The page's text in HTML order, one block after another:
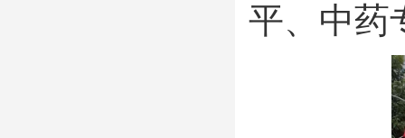
平、中药